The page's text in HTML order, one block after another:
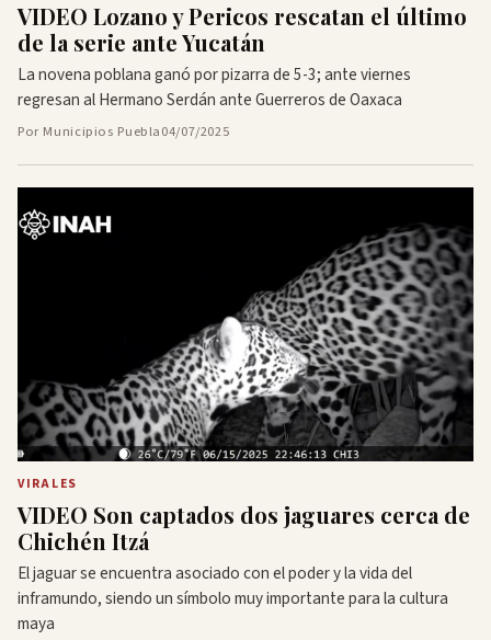
VIDEO Lozano y Pericos rescatan el último
de la serie ante Yucatán
La novena poblana ganó por pizarra de 5-3; ante viernes
regresan al Hermano Serdán ante Guerreros de Oaxaca
Por Municipios Puebla04/07/2025
VIRALES
VIDEO Son captados dos jaguares cerca de
Chichén Itzá
El jaguar se encuentra asociado con el poder y la vida del
inframundo, siendo un símbolo muy importante para la cultura
maya